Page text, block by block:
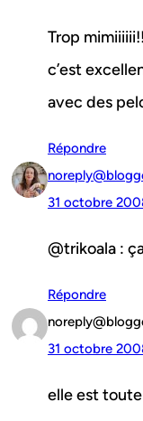
Trop
c’est
avec des
Répondre
31 octobre
@trikoala :
Répondre
31 octobre
elle est